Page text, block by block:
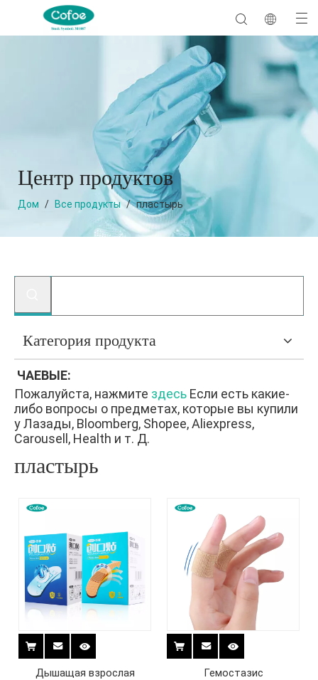
Центр продуктов
Дом / Все продукты / пластырь
Категория продукта
ЧАЕВЫЕ:
Пожалуйста, нажмите здесь Если есть какие-
либо вопросы о предметах, которые вы купили
у Лазады, Bloomberg, Shopee, Aliexpress,
Carousell, Health и т. Д.
пластырь
Дышащая взрослая
Гемостазис